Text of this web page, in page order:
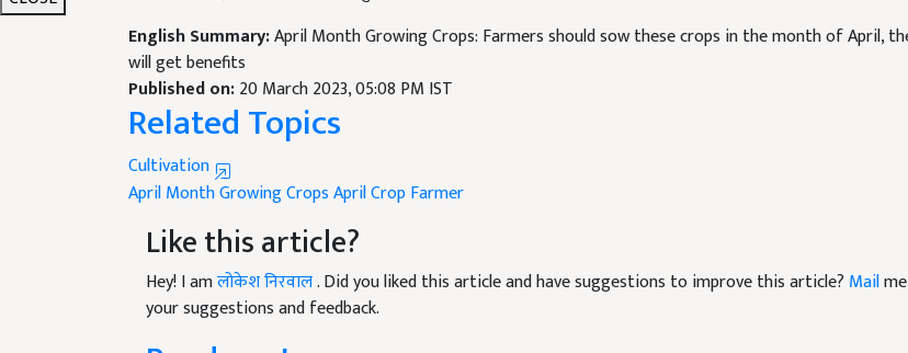
April Month Growing Crops: Farmers should sow these crops in the month of April, they
will get benefits
Published on:20 March 2023, 05:08 PM IST
Related Topics
Cultivation
April Month Growing Crops
Like this article?
Hey! I amलोकेश निरवाल. Did you liked this article and have suggestions to improve this article?
your suggestions and feedback.
Read next